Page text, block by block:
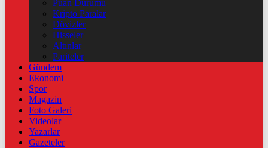
Puan Durumu
Kripto Paralar
Dövizler
Hisseler
Altınlar
Pariteler
Gündem
Ekonomi
Spor
Magazin
Foto Galeri
Videolar
Yazarlar
Gazeteler